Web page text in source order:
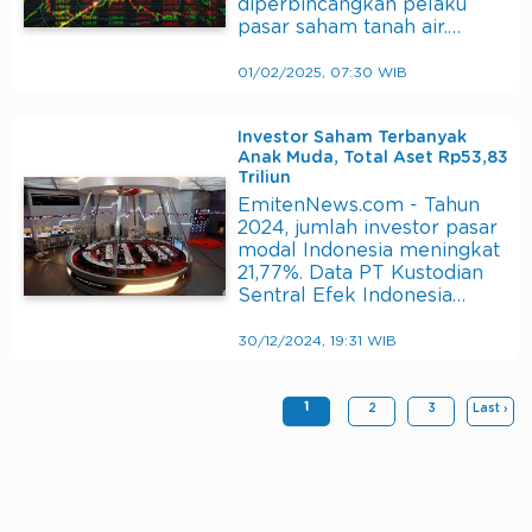
diperbincangkan pelaku
pasar saham tanah air.…
01/02/2025, 07:30 WIB
Investor Saham Terbanyak
Anak Muda, Total Aset Rp53,83
Triliun
EmitenNews.com - Tahun
2024, jumlah investor pasar
modal Indonesia meningkat
21,77%. Data PT Kustodian
Sentral Efek Indonesia…
30/12/2024, 19:31 WIB
1 2 3 Last ›